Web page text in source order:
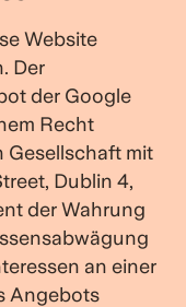
Website
Der
der Google
Recht
Gesellschaft mit
Dublin 4,
der Wahrung
an einer
Angebots